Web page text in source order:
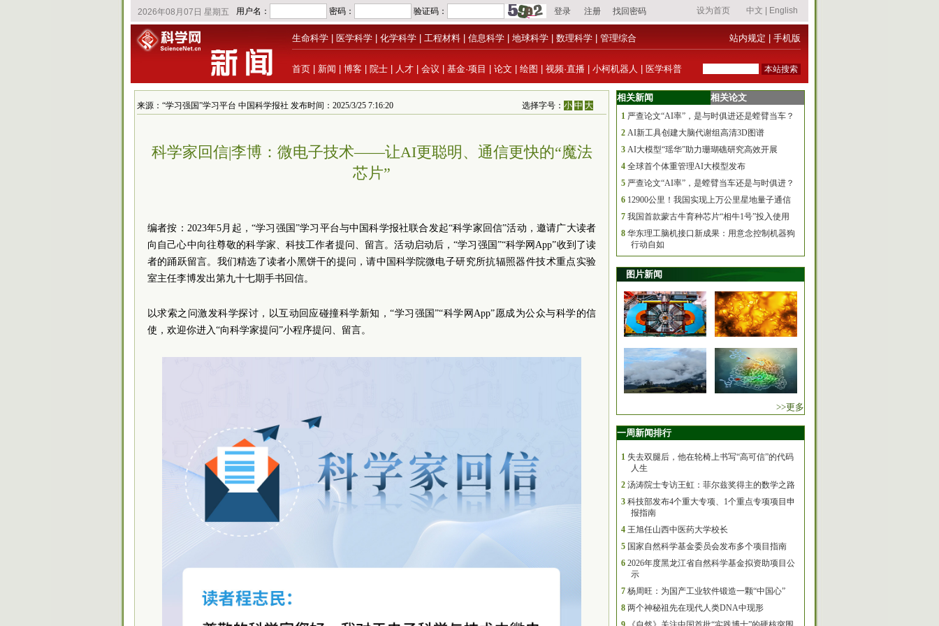
生命科学 医学科学 化学科学 工程材料 信息科学 地球科学 数理科学 管理综合 站内规定 手机版
首页 新闻 博客 院士 人才 会议 基金·项目 论文 绘图 视频·直播 小柯机器人 医学科普
来源：“学习强国”学习平台 中国科学报社 发布时间：2025/3/25 7:16:20 选择字号：小 中 大
科学家回信|李博：微电子技术——让AI更聪明、通信更快的“魔法
芯片”
编者按：2023年5月起，“学习强国”学习平台与中国科学报社联合发起“科学家回信”活动，邀请广大读者
向自己心中向往尊敬的科学家、科技工作者提问、留言。活动启动后，“学习强国”“科学网App”收到了读
者的踊跃留言。我们精选了读者小黑饼干的提问，请中国 科学院微电子研究所抗辐照器件技术重点实验
室主任李博发出第九十七期手书回信。
以求索之问激发科学探讨，以互动回应碰撞科学新知，“学习强国”“科学网App”愿成为公众与科学的信
使，欢迎你进入“向科学家提问”小程序提问、留言。
相关新闻 相关论文
1 严查论文“AI率”，是与时俱进还是螳臂当车？
2 AI新工具创建大脑代谢组高清3D图谱
3 AI大模型“瑶华”助力珊瑚礁研究高效开展
4 全球首个体重管理AI大模型发布
5 严查论文“AI率”，是螳臂当车还是与时俱进？
6 12900公里！我国实现上万公里星地量子通信
7 我国首款蒙古牛育种芯片“相牛1号”投入使用
8 华东理工脑机接口新成果：用意念控制机器狗
行动自如
图片新闻
>>更多
一周新闻排行
1 失去双腿后，他在轮椅上书写“高可信”的代码
人生
2 汤涛院士专访王虹：菲尔兹奖得主的数学之路
3 科技部发布4个重大专项、1个重点专项项目申
报指南
4 王旭任山西中医药大学校长
5 国家自然科学基金委员会发布多个项目指南
6 2026年度黑龙江省自然科学基金拟资助项目公
示
7 杨周旺：为国产工业软件锻造一颗“中国心”
8 两个神秘祖先在现代人类DNA中现形